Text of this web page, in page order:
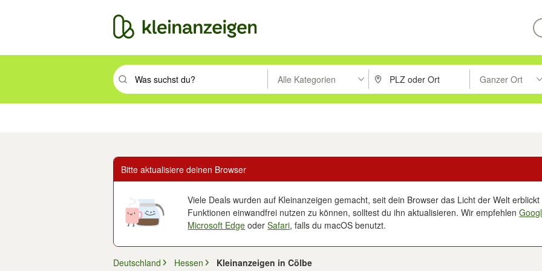
Suchbegriff eingeben. Eingabetaste drücken um zu suchen, oder Vorschläge mit den Pfeiltasten nach oben/
Alle Kategorien PLZ oder Ort eingeben. Eingabetaste
Ganzer Ort
Suche im
Bitte aktualisiere deinen Browser
Viele Deals wurden auf Kleinanzeigen gemacht, seit dein Browser das Licht der Welt
Funktionen einwandfrei nutzen zu können, solltest du ihn aktualisieren. Wir empfehlen
Microsoft Edge oderSafari, falls du macOS benutzt.
Deutschland Hessen Kleinanzeigen in Cölbe